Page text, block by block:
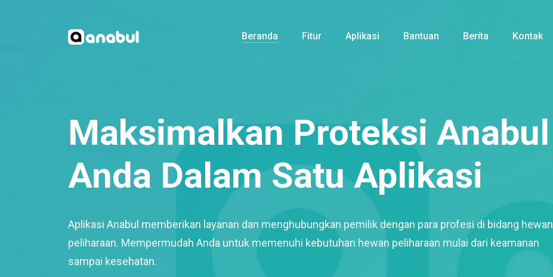
Beranda Fitur Aplikasi Bantuan Berita Kontak
Maksimalkan Proteksi Anabul
Anda Dalam Satu Aplikasi
Aplikasi Anabul memberikan layanan dan menghubungkan pemilik dengan para profesi di bidang hewan
peliharaan. Mempermudah Anda untuk memenuhi kebutuhan hewan peliharaan mulai dari keamanan
sampai kesehatan.